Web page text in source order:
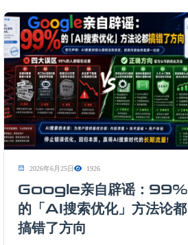
2026年6月25日 1926
Google亲自辟谣：99%
的「AI搜索优化」方法论都
搞错了方向